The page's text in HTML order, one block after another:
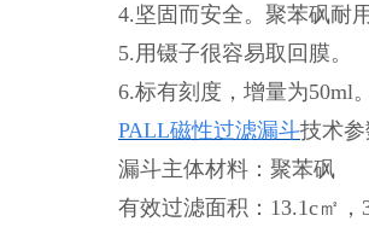
4.坚固而安全。聚苯砜耐
5.用镊子很容易取回膜。
6.标有刻度，增量为50ml
PALL磁性过滤漏斗技术
漏斗主体材料：聚苯砜
有效过滤面积：13.1c㎡，